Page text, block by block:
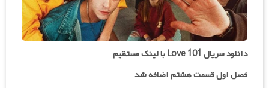
دانلود سریال Love 101 با لینک مستقیم
فصل اول قسمت هشتم اضافه شد